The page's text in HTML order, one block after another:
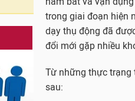
Thực trạng hiện
máy in, máy quyét),
biệt ở các vùng xa,
ứng yêu cầu cho
Đây cũng là một